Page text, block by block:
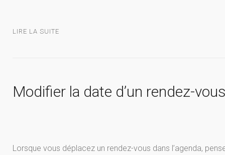
LIRE LA SUITE
Modifier la date d’un rendez-
Lorsque vous déplacez un rendez-vous dans l’agenda,